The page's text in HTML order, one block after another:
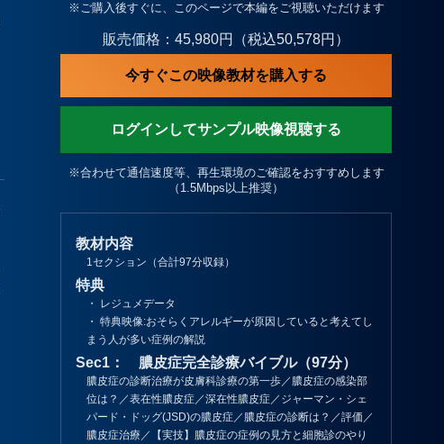
※ご購入後すぐに、このページで本編をご視聴いただけます
販売価格：45,980円（税込50,578円）
今すぐこの映像教材を購入する
ログインしてサンプル映像視聴する
※合わせて通信速度等、再生環境のご確認をおすすめします
（1.5Mbps以上推奨）
教材内容
1セクション（合計97分収録）
特典
・ レジュメデータ
・ 特典映像:おそらくアレルギーが原因していると考えてし
まう人が多い症例の解説
Sec1： 膿皮症完全診療バイブル（97分）
膿皮症の診断治療が皮膚科診療の第一歩／膿皮症の感染部
位は？／表在性膿皮症／深在性膿皮症／ジャーマン・シェ
パード・ドッグ(JSD)の膿皮症／膿皮症の診断は？／評価／
膿皮症治療／【実技】膿皮症の症例の見方と細胞診のやり